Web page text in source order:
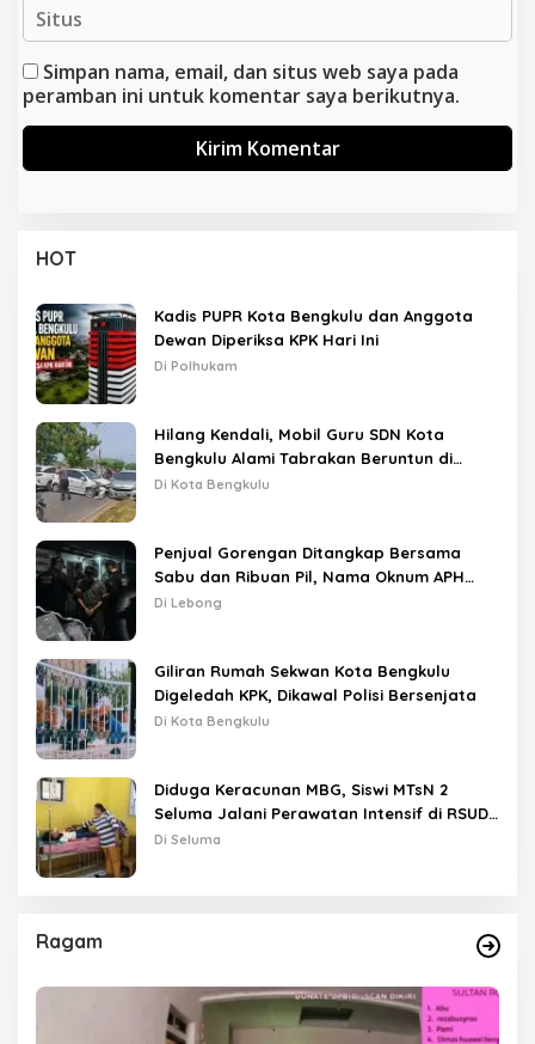
Simpan nama, email, dan situs web saya pada
peramban ini untuk komentar saya berikutnya.
HOT
Kadis PUPR Kota Bengkulu dan Anggota
Dewan Diperiksa KPK Hari Ini
Di Polhukam
Hilang Kendali, Mobil Guru SDN Kota
Bengkulu Alami Tabrakan Beruntun di
Lampu Merah
Di Kota Bengkulu
Penjual Gorengan Ditangkap Bersama
Sabu dan Ribuan Pil, Nama Oknum APH
Disebut Saat Interogasi
Di Lebong
Giliran Rumah Sekwan Kota Bengkulu
Digeledah KPK, Dikawal Polisi Bersenjata
Di Kota Bengkulu
Diduga Keracunan MBG, Siswi MTsN 2
Seluma Jalani Perawatan Intensif di RSUD
Tais
Di Seluma
Ragam